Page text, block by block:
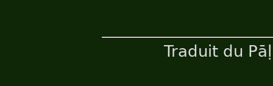
Traduit du